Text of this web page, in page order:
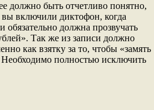
должно быть отчетливо понятно,
вы включили диктофон, когда
обязательно должна прозвучать
Так же из записи должно
как взятку за то, чтобы «замять
Необходимо полностью исключить